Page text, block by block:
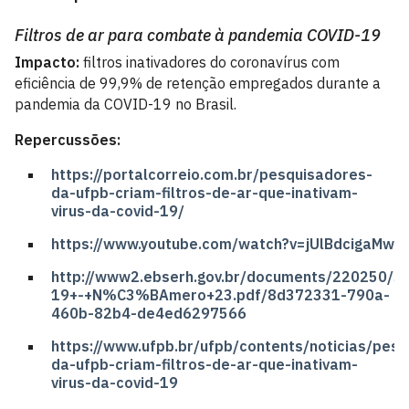
Filtros de ar para combate à pandemia COVID-19
Impacto: filtros inativadores do coronavírus com
eficiência de 99,9% de retenção empregados durante a
pandemia da COVID-19 no Brasil.
Repercussões:
https://portalcorreio.com.br/pesquisadores-
da-ufpb-criam-filtros-de-ar-que-inativam-
virus-da-covid-19/
https://www.youtube.com/watch?v=jUlBdcigaMw
http://www2.ebserh.gov.br/documents/220250/
19+-+N%C3%BAmero+23.pdf/8d372331-790a-
460b-82b4-de4ed6297566
https://www.ufpb.br/ufpb/contents/noticias/
da-ufpb-criam-filtros-de-ar-que-inativam-
virus-da-covid-19